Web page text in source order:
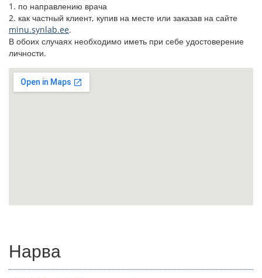
1. по направлению врача
2. как частный клиент, купив на месте или заказав на сайте
minu.synlab.ee.
В обоих случаях необходимо иметь при себе удостоверение
личности.
Нарва